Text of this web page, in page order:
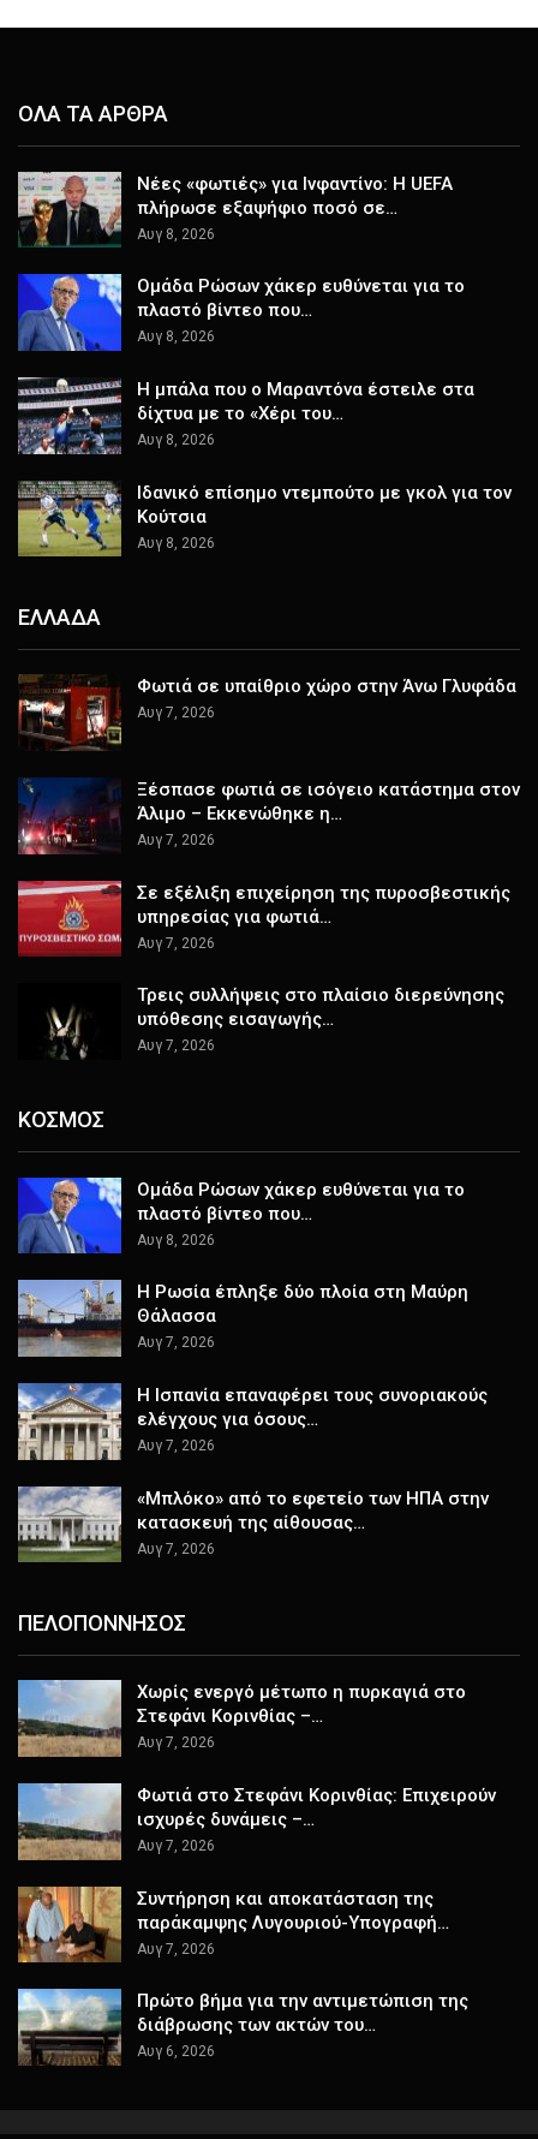
ΟΛΑ ΤΑ ΑΡΘΡΑ
Νέες «φωτιές» για Ινφαντίνο: Η UEFA
πλήρωσε εξαψήφιο ποσό σε…
Αυγ 8, 2026
Ομάδα Ρώσων χάκερ ευθύνεται για το
πλαστό βίντεο που…
Αυγ 8, 2026
Η μπάλα που ο Μαραντόνα έστειλε στα
δίχτυα με το «Χέρι του…
Αυγ 8, 2026
Ιδανικό επίσημο ντεμπούτο με γκολ για τον
Κούτσια
Αυγ 8, 2026
ΕΛΛΑΔΑ
Φωτιά σε υπαίθριο χώρο στην Άνω Γλυφάδα
Αυγ 7, 2026
Ξέσπασε φωτιά σε ισόγειο κατάστημα στον
Άλιμο – Εκκενώθηκε η…
Αυγ 7, 2026
Σε εξέλιξη επιχείρηση της πυροσβεστικής
υπηρεσίας για φωτιά…
Αυγ 7, 2026
Τρεις συλλήψεις στο πλαίσιο διερεύνησης
υπόθεσης εισαγωγής…
Αυγ 7, 2026
ΚΟΣΜΟΣ
Ομάδα Ρώσων χάκερ ευθύνεται για το
πλαστό βίντεο που…
Αυγ 8, 2026
Η Ρωσία έπληξε δύο πλοία στη Μαύρη
Θάλασσα
Αυγ 7, 2026
H Ισπανία επαναφέρει τους συνοριακούς
ελέγχους για όσους…
Αυγ 7, 2026
«Μπλόκο» από το εφετείο των ΗΠΑ στην
κατασκευή της αίθουσας…
Αυγ 7, 2026
ΠΕΛΟΠΟΝΝΗΣΟΣ
Χωρίς ενεργό μέτωπο η πυρκαγιά στο
Στεφάνι Κορινθίας –…
Αυγ 7, 2026
Φωτιά στο Στεφάνι Κορινθίας: Επιχειρούν
ισχυρές δυνάμεις –…
Αυγ 7, 2026
Συντήρηση και αποκατάσταση της
παράκαμψης Λυγουριού-Υπογραφή…
Αυγ 7, 2026
Πρώτο βήμα για την αντιμετώπιση της
διάβρωσης των ακτών του…
Αυγ 6, 2026